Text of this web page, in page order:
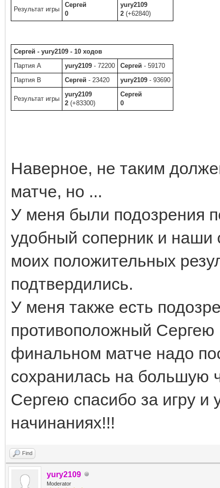
Результат игры
Сергей
0
yury2109
2 (+62840)
Сергей - yury2109 - 10 ходов
Партия A
yury2109 - 72200 Сергей - 59170
Партия B
Сергей - 23420 yury2109 - 93690
Результат игры
yury2109
2 (+83300)
Сергей
0
Наверное, не таким
матче, но ...
У меня были подозрения
удобный соперник и наши
моих положительных
подтвердились.
У меня также есть
противоположный Сергею
финальном матче надо
сохранилась на большую
Сергею спасибо за игру и
начинаниях!!!
Find
yury2109
Moderator